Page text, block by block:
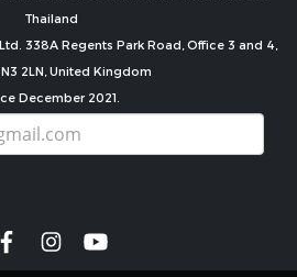
Thailand
338A Regents Park Road, Office 3 and 4,
2LN, United Kingdom
December 2021.